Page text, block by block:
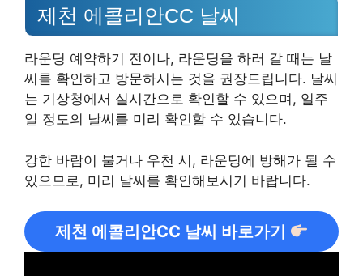
제천 에콜리안CC 날씨
라운딩 예약하기 전이나, 라운딩을 하러 갈 때는 날
씨를 확인하고 방문하시는 것을 권장드립니다. 날씨
는 기상청에서 실시간으로 확인할 수 있으며, 일주
일 정도의 날씨를 미리 확인할 수 있습니다.
강한 바람이 불거나 우천 시, 라운딩에 방해가 될 수
있으므로, 미리 날씨를 확인해보시기 바랍니다.
제천 에콜리안CC 날씨 바로가기